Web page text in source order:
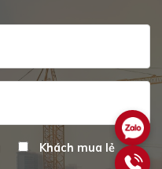
Khách mua lẻ